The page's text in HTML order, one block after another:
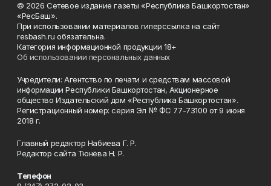
© 2026 Сетевое издание газеты «Республика Башкортостан»
«РесБаш».
При использовании материалов гиперссылка на сайт
resbash.ru обязательна.
Категория информационной продукции 18+
Об использовании персональных данных
Учредители: Агентство по печати и средствам массовой
информации Республики Башкортостан, Акционерное
общество Издательский дом «Республика Башкортостан».
Регистрационный номер: серия Эл № ФС 77-73100 от 9 июня
2018 г.
Главный редактор Набиева Г. Р.
Редактор сайта Тюнёва Н. Р.
Телефон